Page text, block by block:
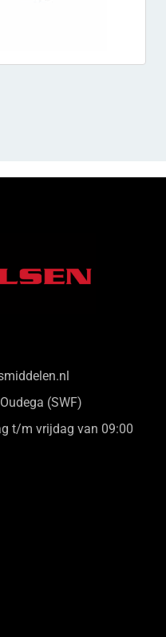
(SWF)
t/m vrijdag van 09:00